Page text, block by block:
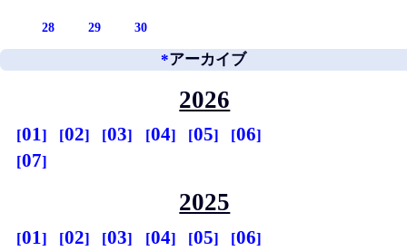
28 29 30
*アーカイブ
2026
01 02 03 04 05
06
07
2025
01 02 03 04 05
06